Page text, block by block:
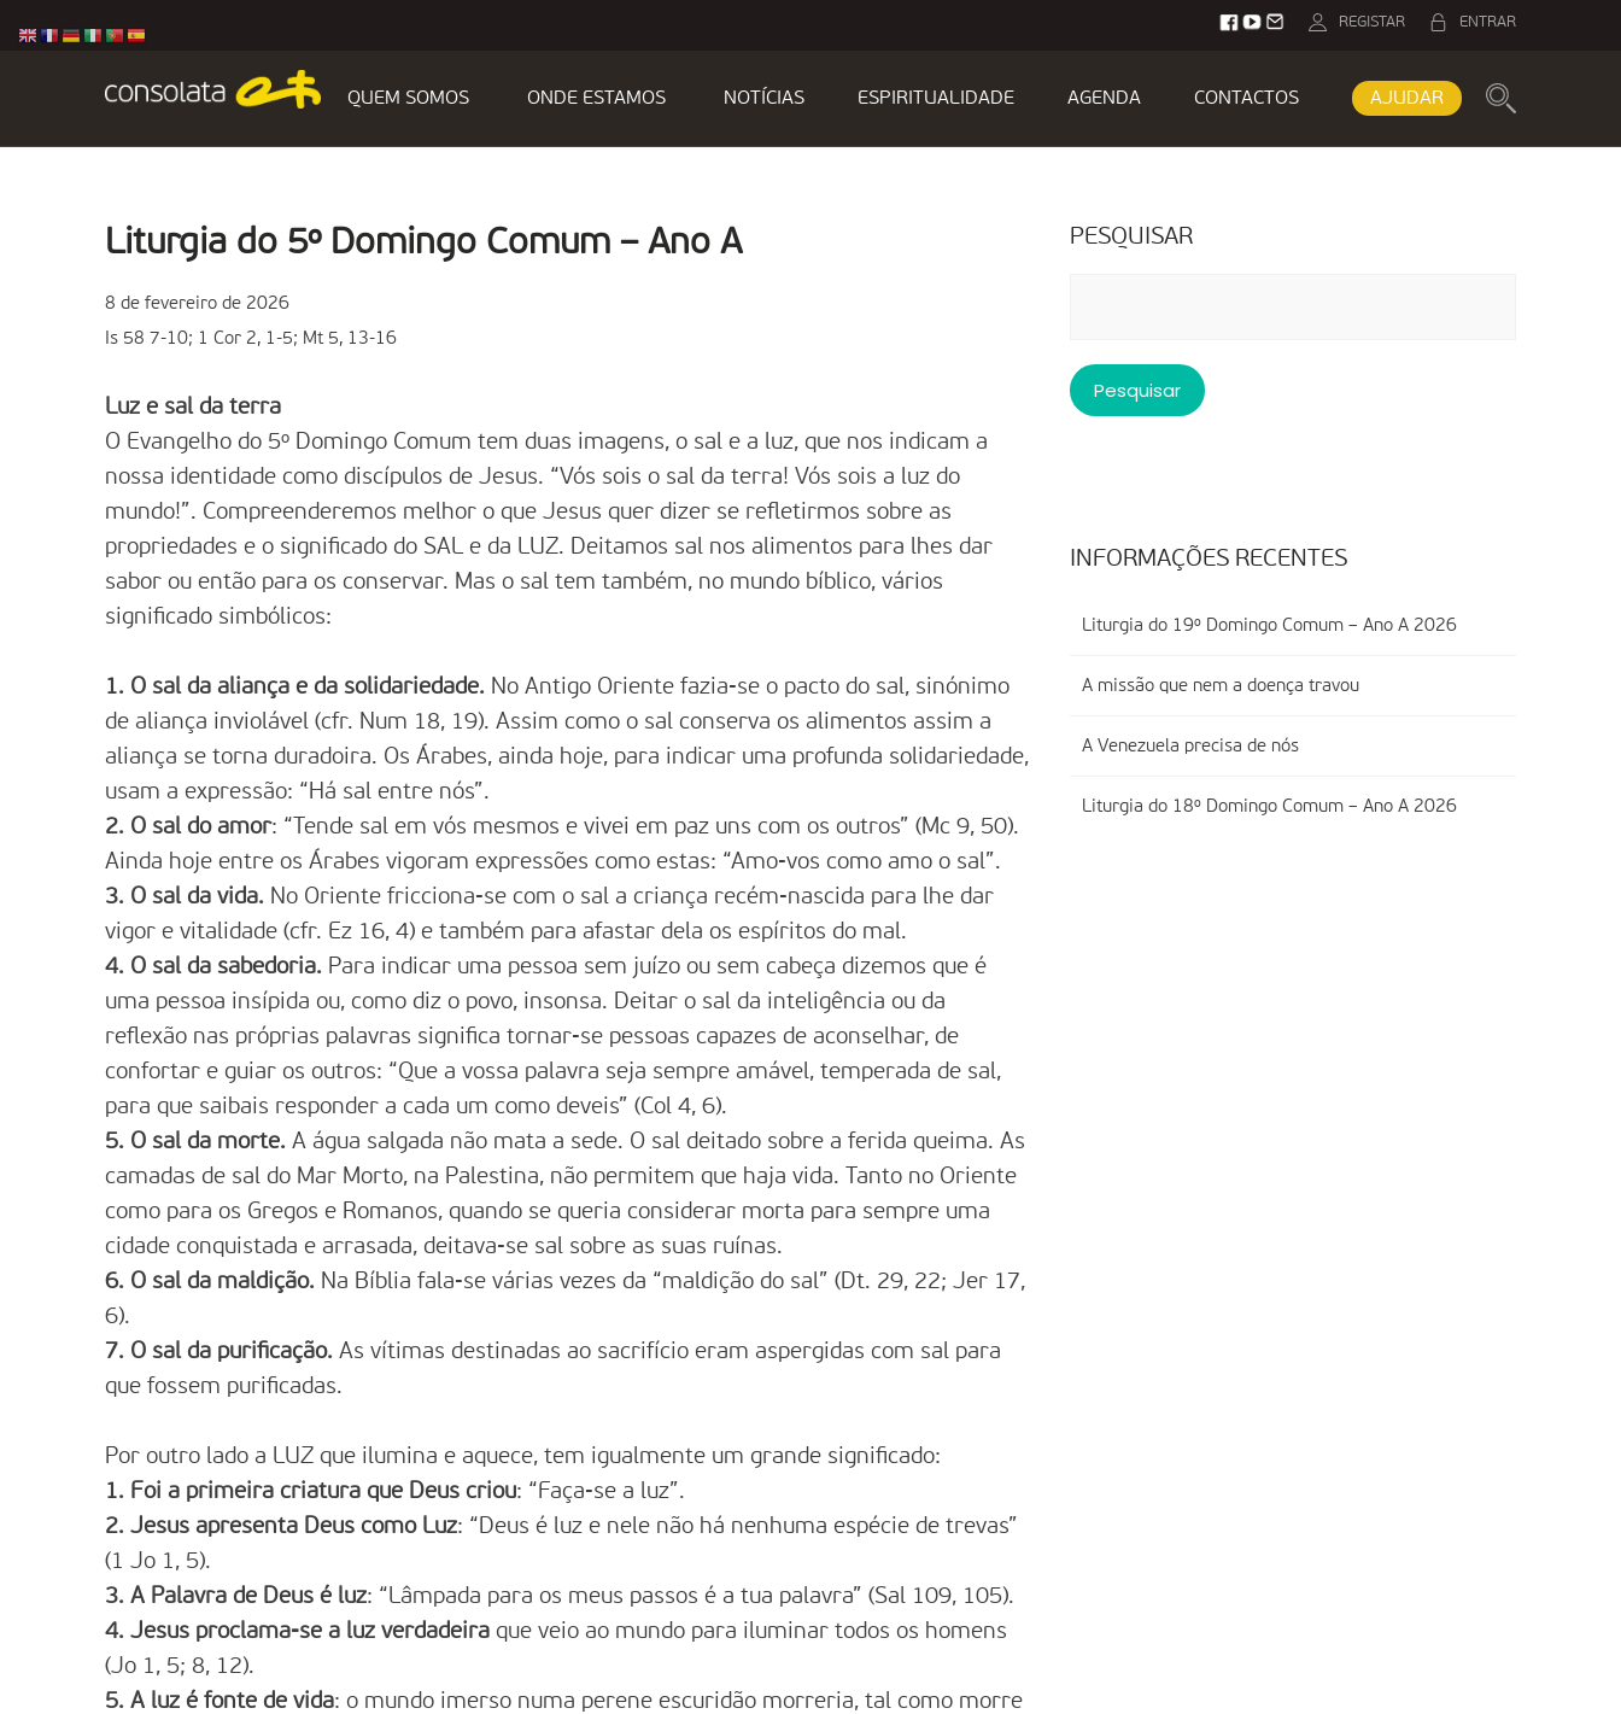
ENTRAR
REGISTAR
QUEM SOMOS ONDE ESTAMOS NOTÍCIAS ESPIRITUALIDADE AGENDA CONTACTOS AJUDAR
Liturgia do 5º Domingo Comum – Ano A
8 de fevereiro de 2026
Is 58 7-10; 1 Cor 2, 1-5; Mt 5, 13-16
Luz e sal da terra
O Evangelho do 5º Domingo Comum tem duas imagens, o sal e a luz, que nos indicam a
nossa identidade como discípulos de Jesus. “Vós sois o sal da terra! Vós sois a luz do
mundo!”. Compreenderemos melhor o que Jesus quer dizer se refletirmos sobre as
propriedades e o significado do SAL e da LUZ. Deitamos sal nos alimentos para lhes dar
sabor ou então para os conservar. Mas o sal tem também, no mundo bíblico, vários
significado simbólicos:
1. O sal da aliança e da solidariedade. No Antigo Oriente fazia-se o pacto do sal, sinónimo
de aliança inviolável (cfr. Num 18, 19). Assim como o sal conserva os alimentos assim a
aliança se torna duradoira. Os Árabes, ainda hoje, para indicar uma profunda solidariedade,
usam a expressão: “Há sal entre nós”.
2. O sal do amor: “Tende sal em vós mesmos e vivei em paz uns com os outros” (Mc 9, 50).
Ainda hoje entre os Árabes vigoram expressões como estas: “Amo-vos como amo o sal”.
3. O sal da vida. No Oriente fricciona-se com o sal a criança recém-nascida para lhe dar
vigor e vitalidade (cfr. Ez 16, 4) e também para afastar dela os espíritos do mal.
4. O sal da sabedoria. Para indicar uma pessoa sem juízo ou sem cabeça dizemos que é
uma pessoa insípida ou, como diz o povo, insonsa. Deitar o sal da inteligência ou da
reflexão nas próprias palavras significa tornar-se pessoas capazes de aconselhar, de
confortar e guiar os outros: “Que a vossa palavra seja sempre amável, temperada de sal,
para que saibais responder a cada um como deveis” (Col 4, 6).
5. O sal da morte. A água salgada não mata a sede. O sal deitado sobre a ferida queima. As
camadas de sal do Mar Morto, na Palestina, não permitem que haja vida. Tanto no Oriente
como para os Gregos e Romanos, quando se queria considerar morta para sempre uma
cidade conquistada e arrasada, deitava-se sal sobre as suas ruínas.
6. O sal da maldição. Na Bíblia fala-se várias vezes da “maldição do sal” (Dt. 29, 22; Jer 17,
6).
7. O sal da purificação. As vítimas destinadas ao sacrifício eram aspergidas com sal para
que fossem purificadas.
Por outro lado a LUZ que ilumina e aquece, tem igualmente um grande significado:
1. Foi a primeira criatura que Deus criou: “Faça-se a luz”.
2. Jesus apresenta Deus como Luz: “Deus é luz e nele não há nenhuma espécie de trevas”
(1 Jo 1, 5).
3. A Palavra de Deus é luz: “Lâmpada para os meus passos é a tua palavra” (Sal 109, 105).
4. Jesus proclama-se a luz verdadeira que veio ao mundo para iluminar todos os homens
(Jo 1, 5; 8, 12).
5. A luz é fonte de vida: o mundo imerso numa perene escuridão morreria, tal como morre
PESQUISAR
INFORMAÇÕES RECENTES
Liturgia do 19º Domingo Comum – Ano A 2026
A missão que nem a doença travou
A Venezuela precisa de nós
Liturgia do 18º Domingo Comum – Ano A 2026